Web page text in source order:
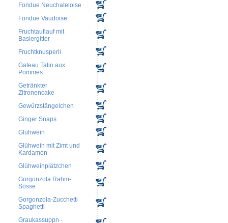
Fondue Neuchateloise
Fondue Vaudoise
Fruchtauflauf mit
Basiergitter
Fruchtknusperli
Gateau Tatin aux
Pommes
Getränkter
Zitronencake
Gewürzstängelchen
Ginger Snaps
Glühwein
Glühwein mit Zimt und
Kardamon
Glühweinplätzchen
Gorgonzola Rahm-
Sösse
Gorgonzola-Zucchetti
Spaghetti
Graukassuppn -